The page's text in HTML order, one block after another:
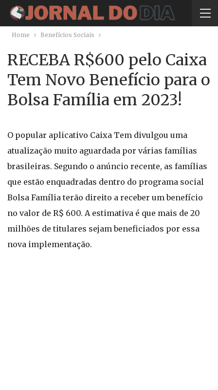
Home Benefícios Sociais
RECEBA R$600 pelo Caixa
Tem Novo Benefício para o
Bolsa Família em 2023!
O popular aplicativo Caixa Tem divulgou uma
atualização muito aguardada por várias famílias
brasileiras. Segundo o anúncio recente, as famílias
que estão enquadradas dentro do programa social
Bolsa Família terão direito a receber um benefício
no valor de R$ 600. A estimativa é que mais de 20
milhões de titulares sejam beneficiados por essa
nova implementação.